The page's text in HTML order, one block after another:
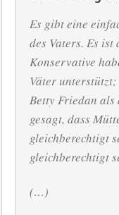
Es gibt eine
des Vaters. Es
Konservative
Väter
Betty Friedan als
gesagt, dass
gleichberechtigt
gleichberechtigt
(…)